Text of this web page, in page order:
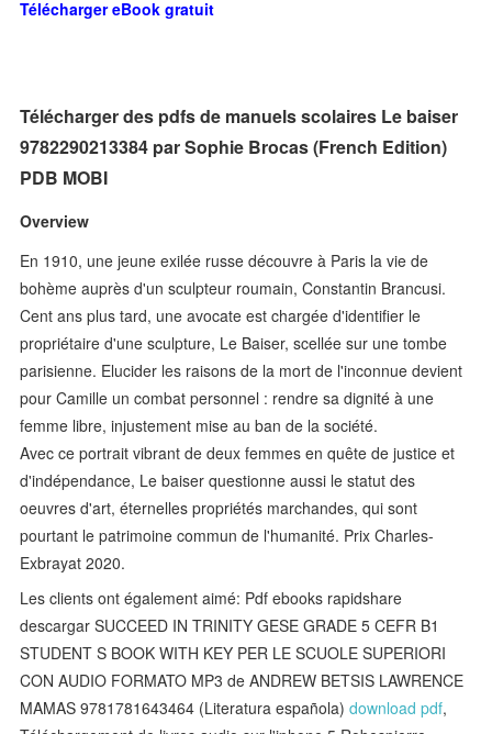
Télécharger eBook gratuit
Télécharger des pdfs de manuels scolaires Le baiser
9782290213384 par Sophie Brocas (French Edition)
PDB MOBI
Overview
En 1910, une jeune exilée russe découvre à Paris la vie de
bohème auprès d'un sculpteur roumain, Constantin Brancusi.
Cent ans plus tard, une avocate est chargée d'identifier le
propriétaire d'une sculpture, Le Baiser, scellée sur une tombe
parisienne. Elucider les raisons de la mort de l'inconnue devient
pour Camille un combat personnel : rendre sa dignité à une
femme libre, injustement mise au ban de la société.
Avec ce portrait vibrant de deux femmes en quête de justice et
d'indépendance, Le baiser questionne aussi le statut des
oeuvres d'art, éternelles propriétés marchandes, qui sont
pourtant le patrimoine commun de l'humanité. Prix Charles-
Exbrayat 2020.
Les clients ont également aimé: Pdf ebooks rapidshare
descargar SUCCEED IN TRINITY GESE GRADE 5 CEFR B1
STUDENT S BOOK WITH KEY PER LE SCUOLE SUPERIORI
CON AUDIO FORMATO MP3 de ANDREW BETSIS LAWRENCE
MAMAS 9781781643464 (Literatura española)download pdf,